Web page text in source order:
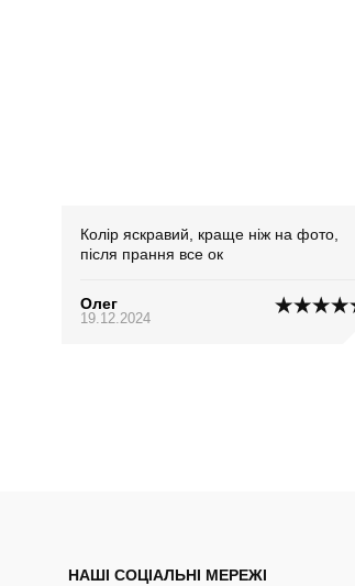
Колір яскравий, краще ніж на фото,
після прання все ок
Олег
19.12.2024
НАШІ СОЦІАЛЬНІ МЕРЕЖІ